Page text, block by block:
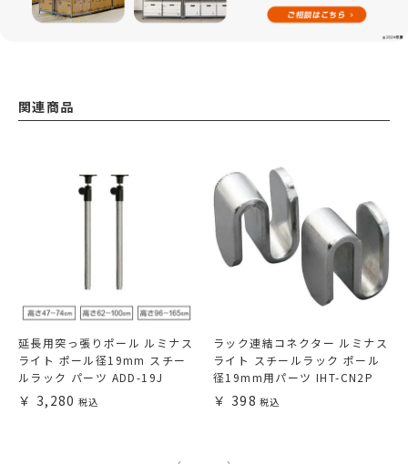
関連商品
延長用突っ張りポール ルミナス
ライト ポール径19mm スチー
ルラック パーツ ADD-19J
3,280
ラック連結コネクター ルミナス
ライト スチールラック ポール
径19mm用パーツ IHT-CN2P
398